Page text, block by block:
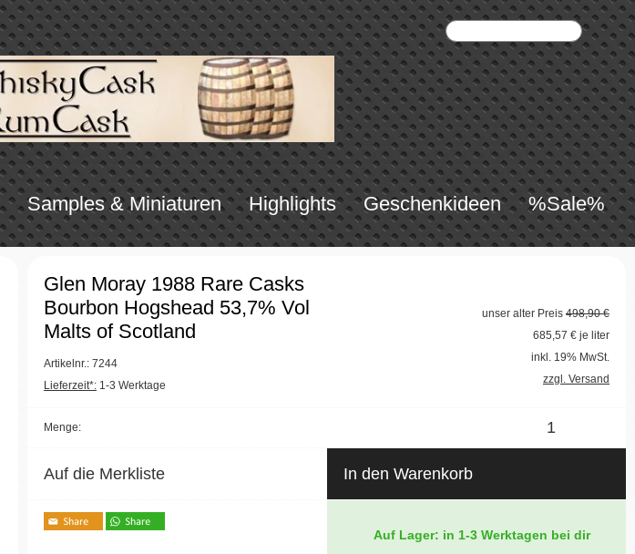
Samples & Miniaturen Highlights Geschenkideen %Sale%
Glen Moray 1988 Rare Casks
Bourbon Hogshead 53,7% Vol
Malts of Scotland
Artikelnr.: 7244
Lieferzeit*: 1-3 Werktage
unser alter Preis 498,90 €
685,57 € je liter
inkl. 19% MwSt.
zzgl. Versand
Menge:
Auf die Merkliste In den Warenkorb
Auf Lager: in 1-3 Werktagen bei dir